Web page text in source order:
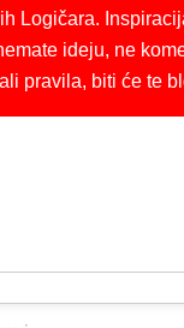
Logičara.
ideju, ne
pravila, biti će te